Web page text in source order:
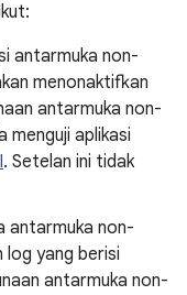
antarmuka non-
menonaktifkan
antarmuka non-
menguji aplikasi
. Setelan ini tidak
antarmuka non-
log yang berisi
antarmuka non-